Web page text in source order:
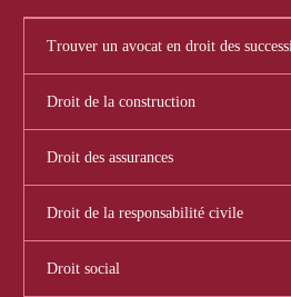
Trouver un avocat en droit des
Droit de la construction
Droit des assurances
Droit de la responsabilité civile
Droit social